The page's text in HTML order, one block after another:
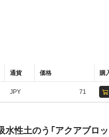
通貨 価格 購
JPY 71
水性土のう「アクアブロッ